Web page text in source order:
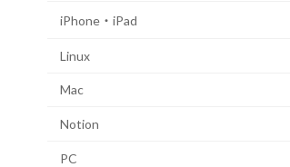
iPhone・iPad
Linux
Mac
Notion
PC